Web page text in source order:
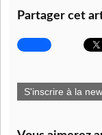
Partager cet
S'inscrire à la